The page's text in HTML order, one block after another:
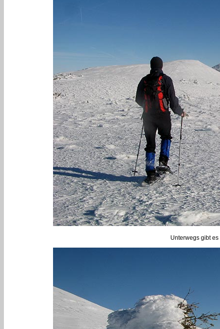
Unterwegs gibt